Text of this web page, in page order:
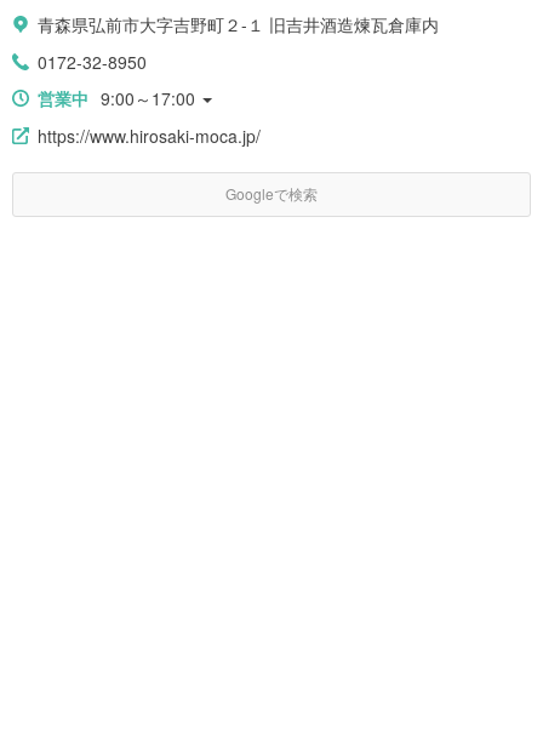
青森県弘前市大字吉野町２-１ 旧吉井酒造煉瓦倉庫内
0172-32-8950
営業中 9:00～17:00
https://www.hirosaki-moca.jp/
Googleで検索